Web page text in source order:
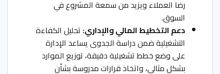
رضا العملاء ويزيد من سمعة المشروع في
السوق.
دعم التخطيط المالي والإداري:تحليل الكفاءة
التشغيلية ضمن دراسة الجدوى يساعد الإدارة
على وضع خطط تشغيلية دقيقة، توزيع الموارد
بشكل مثالي، واتخاذ قرارات مدروسة بشأن